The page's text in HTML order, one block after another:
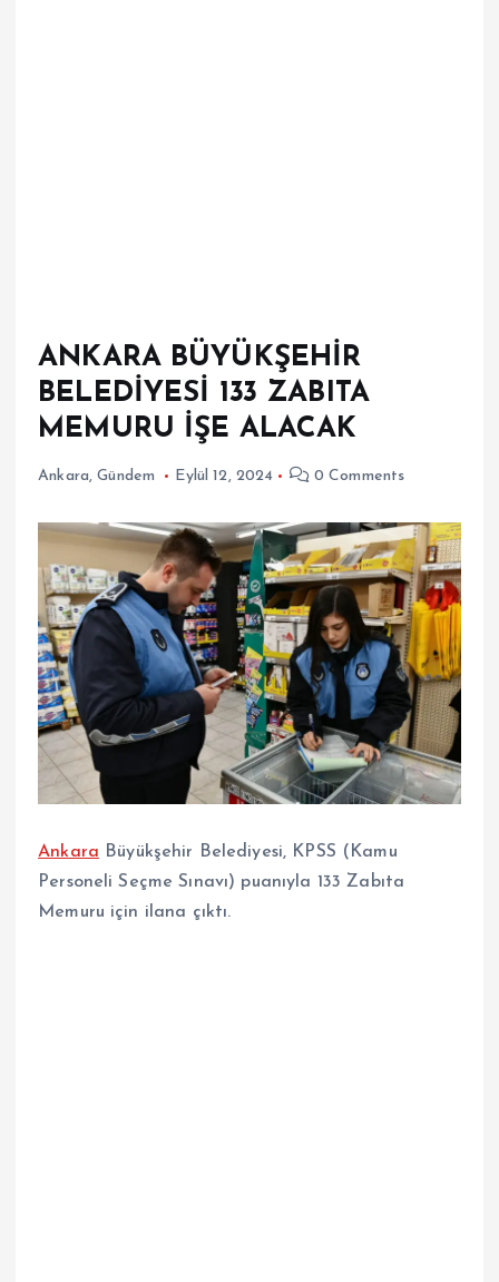
ANKARA BÜYÜKŞEHİR
BELEDİYESİ 133 ZABITA
MEMURU İŞE ALACAK
Ankara,Gündem Eylül 12, 2024 0 Comments
Ankara Büyükşehir Belediyesi, KPSS (Kamu
Personeli Seçme Sınavı) puanıyla 133 Zabıta
Memuru için ilana çıktı.